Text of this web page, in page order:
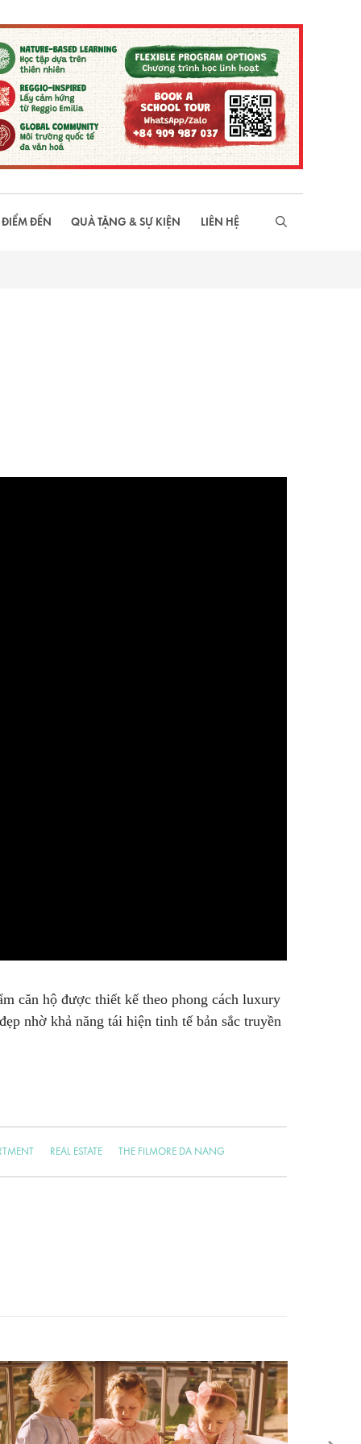
ĐẾN QUÀ TẶNG & SỰ KIỆN LIÊN HỆ
căn hộ được thiết kế theo phong cách luxury
nhờ khả năng tái hiện tinh tế bản sắc truyền
REAL ESTATE THE FILMORE DA NANG